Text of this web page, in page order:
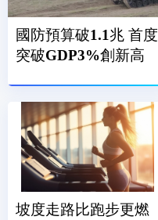
國防預算破1.1兆 首度
突破GDP3%創新高
坡度走路比跑步更燃